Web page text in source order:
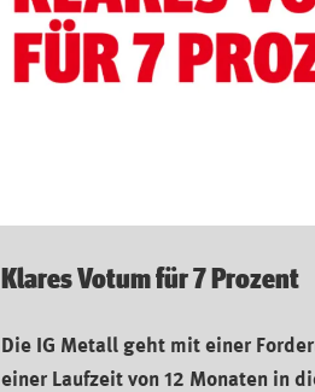
Klares Votum für 7 Prozent
Die IG Metall geht mit einer
einer Laufzeit von 12 Monaten in